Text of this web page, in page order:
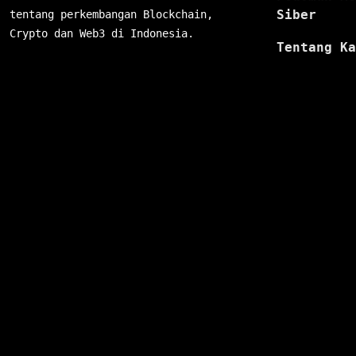
tentang perkembangan Blockchain,
Crypto dan Web3 di Indonesia.
Siber
Tentang